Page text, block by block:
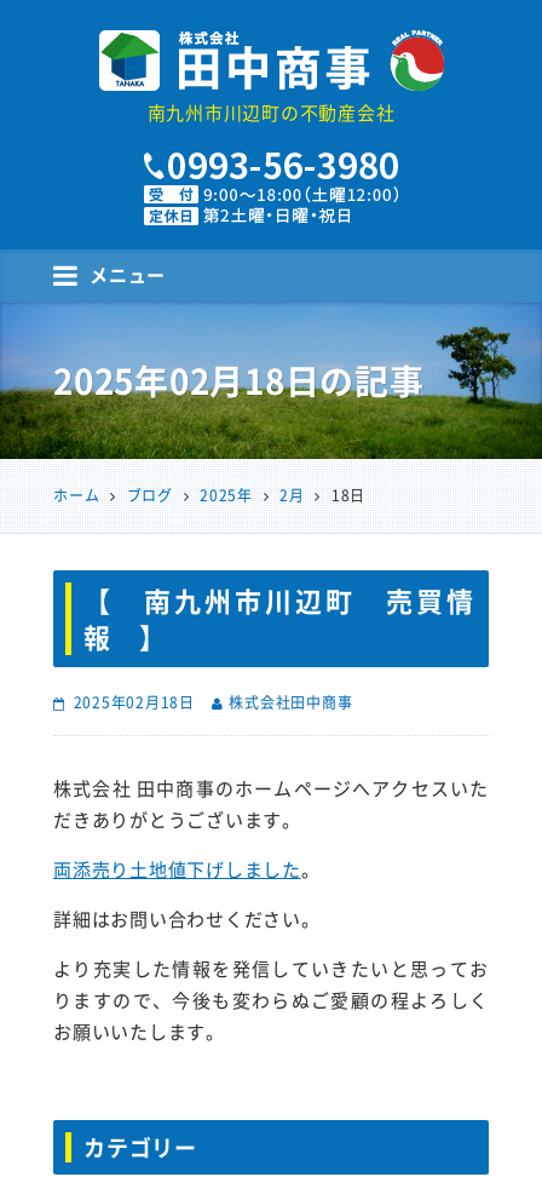
株式会社田中商事南九州市川辺町の不動産会社
メニュー
2025年02月18日の記事
ホーム ブログ 2025年 2月 18日
【 南九州市川辺町 売買情
報 】
2025年02月18日 株式会社田中商事
株式会社 田中商事のホームページへアクセスいた
だきありがとうございます。
両添売り土地値下げしました。
詳細はお問い合わせください。
より充実した情報を発信していきたいと思ってお
りますので、今後も変わらぬご愛顧の程よろしく
お願いいたします。
カテゴリー